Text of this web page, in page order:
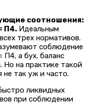
соотношения:
П4. Идеальным
трех нормативов.
соблюдение
П4, а бух. баланс
Но на практике такой
не так уж и часто.
ликвидных
при соблюдении